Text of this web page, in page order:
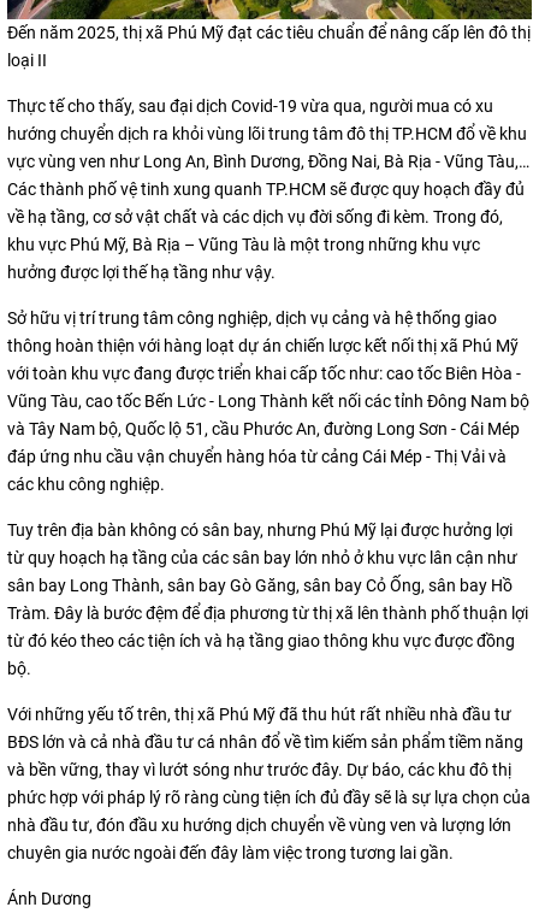
Đến năm 2025, thị xã Phú Mỹ đạt các tiêu chuẩn để nâng cấp lên đô thị
loại II
Thực tế cho thấy, sau đại dịch Covid-19 vừa qua, người mua có xu
hướng chuyển dịch ra khỏi vùng lõi trung tâm đô thị TP.HCM đổ về khu
vực vùng ven như Long An, Bình Dương, Đồng Nai, Bà Rịa - Vũng Tàu,…
Các thành phố vệ tinh xung quanh TP.HCM sẽ được quy hoạch đầy đủ
về hạ tầng, cơ sở vật chất và các dịch vụ đời sống đi kèm. Trong đó,
khu vực Phú Mỹ, Bà Rịa – Vũng Tàu là một trong những khu vực
hưởng được lợi thế hạ tầng như vậy.
Sở hữu vị trí trung tâm công nghiệp, dịch vụ cảng và hệ thống giao
thông hoàn thiện với hàng loạt dự án chiến lược kết nối thị xã Phú Mỹ
với toàn khu vực đang được triển khai cấp tốc như: cao tốc Biên Hòa -
Vũng Tàu, cao tốc Bến Lức - Long Thành kết nối các tỉnh Đông Nam bộ
và Tây Nam bộ, Quốc lộ 51, cầu Phước An, đường Long Sơn - Cái Mép
đáp ứng nhu cầu vận chuyển hàng hóa từ cảng Cái Mép - Thị Vải và
các khu công nghiệp.
Tuy trên địa bàn không có sân bay, nhưng Phú Mỹ lại được hưởng lợi
từ quy hoạch hạ tầng của các sân bay lớn nhỏ ở khu vực lân cận như
sân bay Long Thành, sân bay Gò Găng, sân bay Cỏ Ống, sân bay Hồ
Tràm. Đây là bước đệm để địa phương từ thị xã lên thành phố thuận lợi
từ đó kéo theo các tiện ích và hạ tầng giao thông khu vực được đồng
bộ.
Với những yếu tố trên, thị xã Phú Mỹ đã thu hút rất nhiều nhà đầu tư
BĐS lớn và cả nhà đầu tư cá nhân đổ về tìm kiếm sản phẩm tiềm năng
và bền vững, thay vì lướt sóng như trước đây. Dự báo, các khu đô thị
phức hợp với pháp lý rõ ràng cùng tiện ích đủ đầy sẽ là sự lựa chọn của
nhà đầu tư, đón đầu xu hướng dịch chuyển về vùng ven và lượng lớn
chuyên gia nước ngoài đến đây làm việc trong tương lai gần.
Ánh Dương